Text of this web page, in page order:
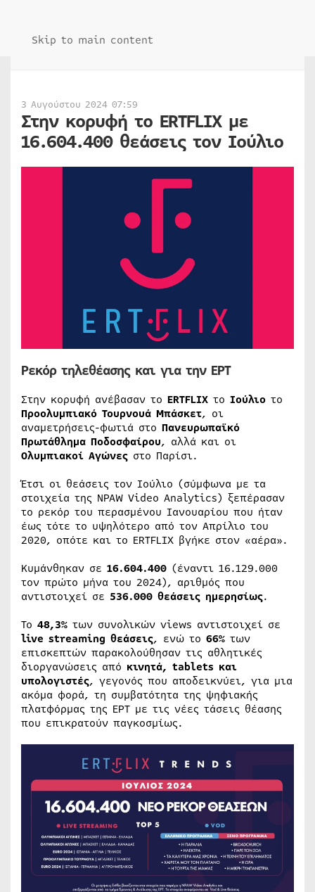
Skip to main content
3 Αυγούστου 2024 07:59
Στην κορυφή το ERTFLIX με
16.604.400 θεάσεις τον Ιούλιο
Ρεκόρ τηλεθέασης και για την ΕΡΤ
Στην κορυφή ανέβασαν το ERTFLIX το Ιούλιο το
Προολυμπιακό Τουρνουά Μπάσκετ, οι
αναμετρήσεις-φωτιά στο Πανευρωπαϊκό
Πρωτάθλημα Ποδοσφαίρου, αλλά και οι
Ολυμπιακοί Αγώνες στο Παρίσι.
Έτσι οι θεάσεις τον Ιούλιο (σύμφωνα με τα
στοιχεία της NPAW Video Analytics) ξεπέρασαν
το ρεκόρ του περασμένου Ιανουαρίου που ήταν
έως τότε το υψηλότερο από τον Απρίλιο του
2020, οπότε και το ERTFLIX βγήκε στον «αέρα».
Κυμάνθηκαν σε 16.604.400 (έναντι 16.129.000
τον πρώτο μήνα του 2024), αριθμός που
αντιστοιχεί σε 536.000 θεάσεις ημερησίως.
Το 48,3% των συνολικών views αντιστοιχεί σε
live streaming θεάσεις, ενώ το 66% των
επισκεπτών παρακολούθησαν τις αθλητικές
διοργανώσεις από κινητά, tablets και
υπολογιστές, γεγονός που αποδεικνύει, για μια
ακόμα φορά, τη συμβατότητα της ψηφιακής
πλατφόρμας της ΕΡΤ με τις νέες τάσεις θέασης
που επικρατούν παγκοσμίως.